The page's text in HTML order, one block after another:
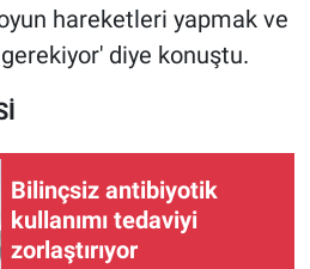
hareketleri yapmak ve
diye konuştu.
Bilinçsiz antibiyotik
kullanımı tedaviyi
zorlaştırıyor